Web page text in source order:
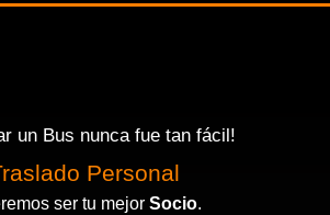
un Bus nunca fue tan fácil!
Personal
ser tu mejor Socio.